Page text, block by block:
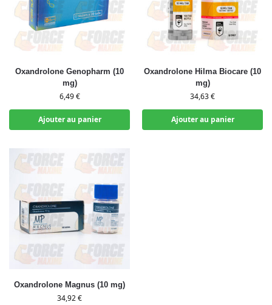
Oxandrolone Genopharm (10
mg)
6,49€
Ajouter au panier
Oxandrolone Hilma Biocare (10
mg)
34,63€
Ajouter au panier
Oxandrolone Magnus (10 mg)
34,92€